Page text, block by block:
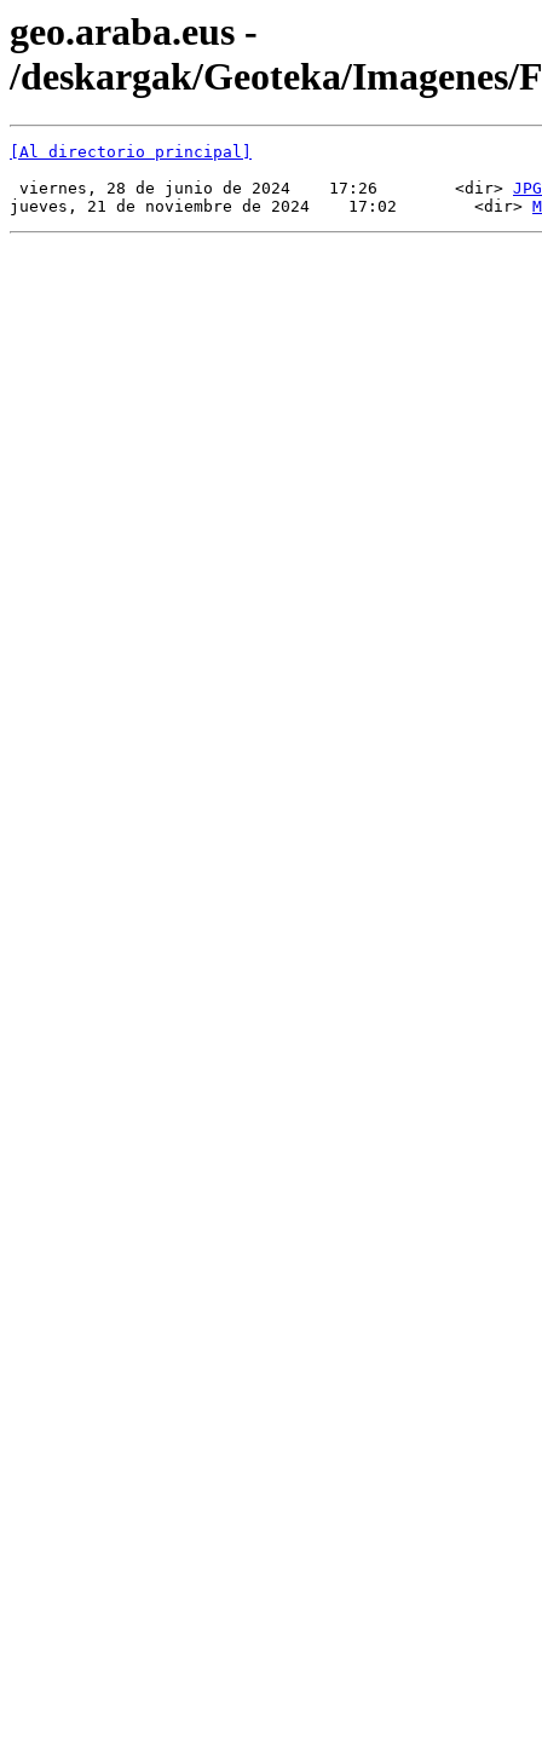
geo.araba.eus -
/deskargak/Geoteka/Imagenes/
[Al directorio principal]
viernes, 28 de junio de 2024    17:26        <dir> JPG
jueves, 21 de noviembre de 2024    17:02        <dir>